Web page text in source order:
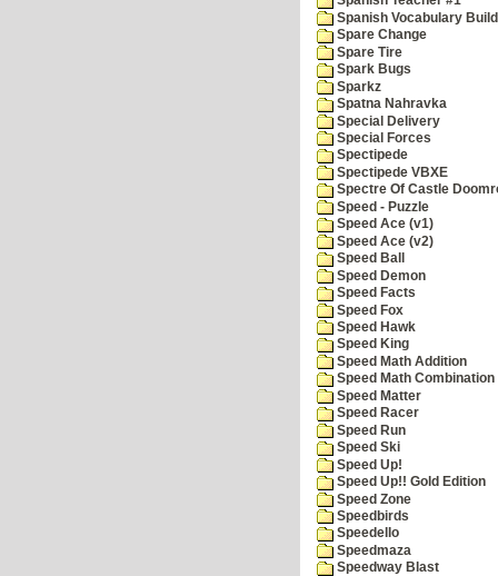
Spanish Vocabulary
Spare Change
Spare Tire
Spark Bugs
Sparkz
Spatna Nahravka
Special Delivery
Special Forces
Spectipede
Spectipede VBXE
Spectre Of Castle
Speed - Puzzle
Speed Ace (v1)
Speed Ace (v2)
Speed Ball
Speed Demon
Speed Facts
Speed Fox
Speed Hawk
Speed King
Speed Math Addition
Speed Math Combination
Speed Matter
Speed Racer
Speed Run
Speed Ski
Speed Up!
Speed Up!! Gold Edition
Speed Zone
Speedbirds
Speedello
Speedmaza
Speedway Blast